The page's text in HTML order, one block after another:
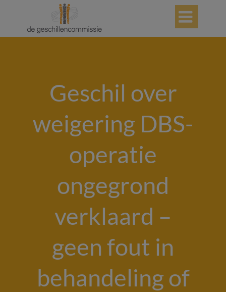

Geschil over
weigering DBS-
operatie
ongegrond
verklaard –
geen fout in
behandeling of